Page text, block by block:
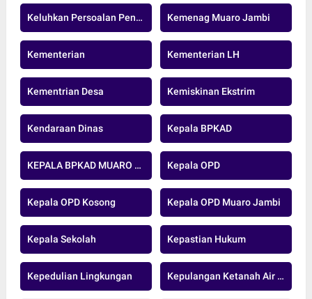
Keluhkan Persoalan Pengeboran Minyak Kemenag Muaro Jambi
Kementerian Kementerian LH
Kementrian Desa Kemiskinan Ekstrim
Kendaraan Dinas Kepala BPKAD
KEPALA BPKAD MUARO JAMBI Kepala OPD
Kepala OPD Kosong Kepala OPD Muaro Jambi
Kepala Sekolah Kepastian Hukum
Kepedulian Lingkungan Kepulangan Ketanah Air Indonesia